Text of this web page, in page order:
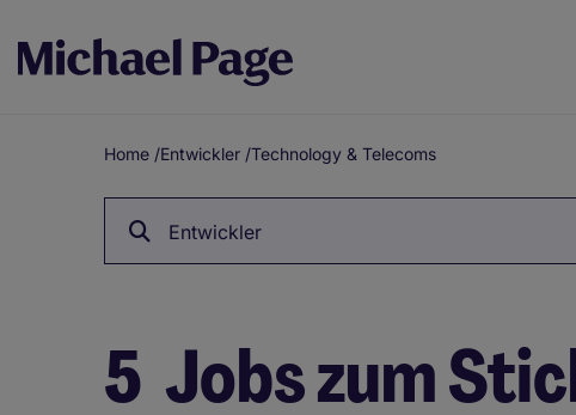
Breadcrumb
Home /Entwickler /Technology & Telecoms
Entwickler
5 Jobs zum